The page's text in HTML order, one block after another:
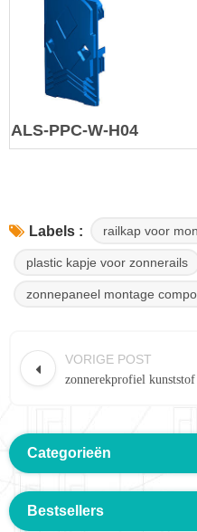
ALS-PPC-W-H04
Labels : railkap voor
plastic kapje voor zonnerails
zonnepaneel montage
VORIGE POST
zonnerekprofiel
Categorieën
Bestsellers